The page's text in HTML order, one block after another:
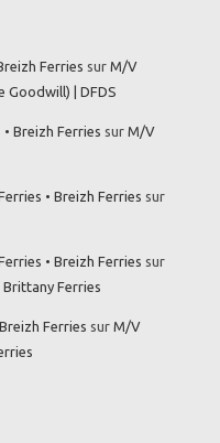
Ferries surM/V
Goodwill) | DFDS
Breizh Ferries surM/V
• Breizh Ferries sur
• Breizh Ferries sur
Brittany Ferries
Ferries surM/V